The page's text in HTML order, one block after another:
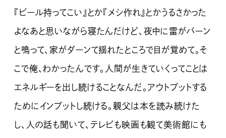
『ビール持ってこい』とか『メシ作れ』とかうるさかった
よなあと思いながら寝たんだけど、夜中に雷がバーン
と鳴って、家がダーンて揺れたところで目が覚めて。そ
こで俺、わかったんです。人間が生きていくってことは
エネルギーを出し続けることなんだ。アウトプットする
ためにインプットし続ける。親父は本を読み続けた
し、人の話も聞いて、テレビも映画も観て美術館にも